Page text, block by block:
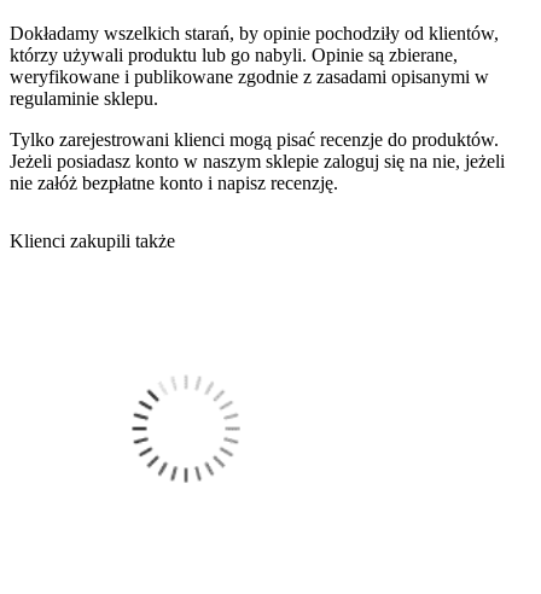
Dokładamy wszelkich starań, by opinie pochodziły od klientów,
którzy używali produktu lub go nabyli. Opinie są zbierane,
weryfikowane i publikowane zgodnie z zasadami opisanymi w
regulaminie sklepu.
Tylko zarejestrowani klienci mogą pisać recenzje do produktów.
Jeżeli posiadasz konto w naszym sklepie zaloguj się na nie, jeżeli
nie załóż bezpłatne konto i napisz recenzję.
Klienci zakupili także